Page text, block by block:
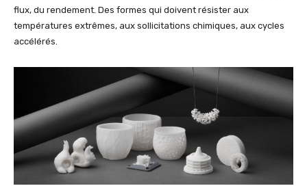
flux, du rendement. Des formes qui doivent résister aux
températures extrêmes, aux sollicitations chimiques, aux cycles
accélérés.